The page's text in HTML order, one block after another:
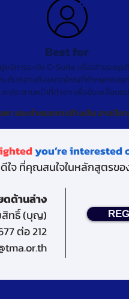
Best for
ผู้บริหารระดับ C-Suite หรือเจ้าของธุร
ระดับกลางถึงขนาดใหญ่ที่กำหนดกลยุ
ะประสานหน้าที่ต่างๆ เพื่อขับเคลื่อนธุ
หา และกำหนดการข้างต้น อาจมี
you’re interested
ดีใจ ที่คุณสนใจในหลักสูตรขอ
ดด้านล่าง
ทธิ์ (บุญ)
ต่อ 212